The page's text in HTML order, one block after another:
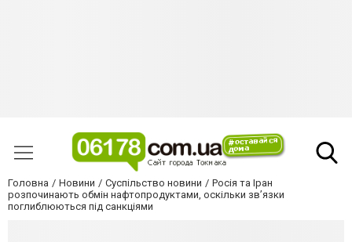
Головна Новини Суспільство новини
Росія та Іран
розпочинають обмін нафтопродуктами, оскільки зв’язки
поглиблюються під санкціями